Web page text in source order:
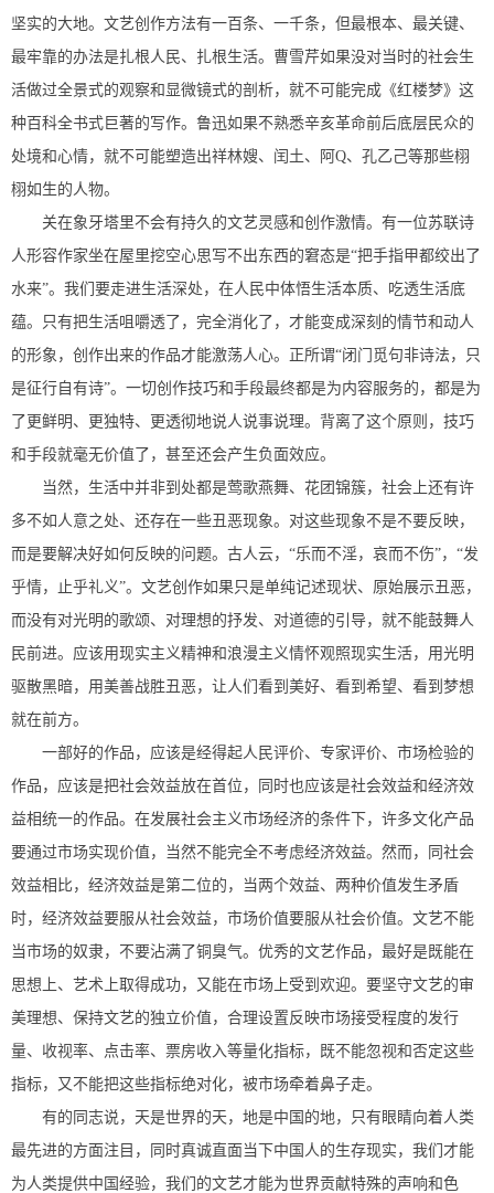
坚实的大地。文艺创作方法有一百条、一千条，但最根本、最关键、
最牢靠的办法是扎根人民、扎根生活。曹雪芹如果没对当时的社会生
活做过全景式的观察和显微镜式的剖析，就不可能完成《红楼梦》这
种百科全书式巨著的写作。鲁迅如果不熟悉辛亥革命前后底层民众的
处境和心情，就不可能塑造出祥林嫂、闰土、阿Q、孔乙己等那些栩
栩如生的人物。
关在象牙塔里不会有持久的文艺灵感和创作激情。有一位苏联诗
人形容作家坐在屋里挖空心思写不出东西的窘态是“把手指甲都绞出了
水来”。我们要走进生活深处，在人民中体悟生活本质、吃透生活底
蕴。只有把生活咀嚼透了，完全消化了，才能变成深刻的情节和动人
的形象，创作出来的作品才能激荡人心。正所谓“闭门觅句非诗法，只
是征行自有诗”。一切创作技巧和手段最终都是为内容服务的，都是为
了更鲜明、更独特、更透彻地说人说事说理。背离了这个原则，技巧
和手段就毫无价值了，甚至还会产生负面效应。
当然，生活中并非到处都是莺歌燕舞、花团锦簇，社会上还有许
多不如人意之处、还存在一些丑恶现象。对这些现象不是不要反映，
而是要解决好如何反映的问题。古人云，“乐而不淫，哀而不伤”，“发
乎情，止乎礼义”。文艺创作如果只是单纯记述现状、原始展示丑恶，
而没有对光明的歌颂、对理想的抒发、对道德的引导，就不能鼓舞人
民前进。应该用现实主义精神和浪漫主义情怀观照现实生活，用光明
驱散黑暗，用美善战胜丑恶，让人们看到美好、看到希望、看到梦想
就在前方。
一部好的作品，应该是经得起人民评价、专家评价、市场检验的
作品，应该是把社会效益放在首位，同时也应该是社会效益和经济效
益相统一的作品。在发展社会主义市场经济的条件下，许多文化产品
要通过市场实现价值，当然不能完全不考虑经济效益。然而，同社会
效益相比，经济效益是第二位的，当两个效益、两种价值发生矛盾
时，经济效益要服从社会效益，市场价值要服从社会价值。文艺不能
当市场的奴隶，不要沾满了铜臭气。优秀的文艺作品，最好是既能在
思想上、艺术上取得成功，又能在市场上受到欢迎。要坚守文艺的审
美理想、保持文艺的独立价值，合理设置反映市场接受程度的发行
量、收视率、点击率、票房收入等量化指标，既不能忽视和否定这些
指标，又不能把这些指标绝对化，被市场牵着鼻子走。
有的同志说，天是世界的天，地是中国的地，只有眼睛向着人类
最先进的方面注目，同时真诚直面当下中国人的生存现实，我们才能
为人类提供中国经验，我们的文艺才能为世界贡献特殊的声响和色